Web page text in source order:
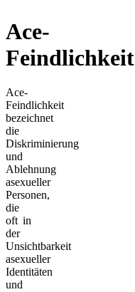
Ace-
Feindlichkeit
Ace-
Feindlichkeit
bezeichnet
die
Diskriminierung
und
Ablehnung
asexueller
Personen,
die
oft in
der
Unsichtbarkeit
asexueller
Identitäten
und